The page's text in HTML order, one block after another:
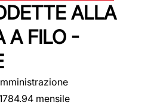
ALLA
A FILO -
mensile